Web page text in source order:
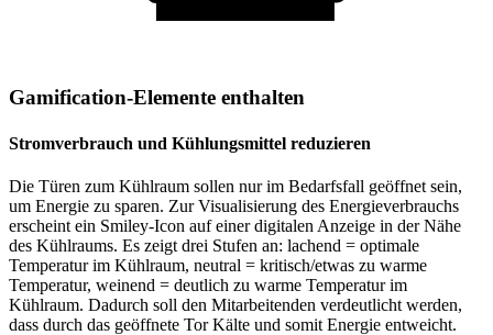
Gamification-Elemente enthalten
Stromverbrauch und Kühlungsmittel reduzieren
Die Türen zum Kühlraum sollen nur im Bedarfsfall geöffnet sein,
um Energie zu sparen. Zur Visualisierung des Energieverbrauchs
erscheint ein Smiley-Icon auf einer digitalen Anzeige in der Nähe
des Kühlraums. Es zeigt drei Stufen an: lachend = optimale
Temperatur im Kühlraum, neutral = kritisch/etwas zu warme
Temperatur, weinend = deutlich zu warme Temperatur im
Kühlraum. Dadurch soll den Mitarbeitenden verdeutlicht werden,
dass durch das geöffnete Tor Kälte und somit Energie entweicht.